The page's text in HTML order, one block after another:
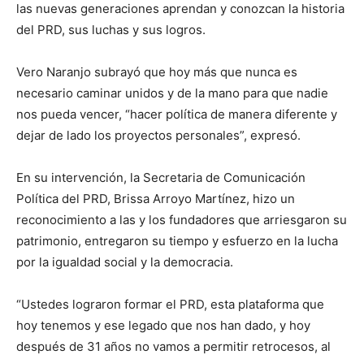
las nuevas generaciones aprendan y conozcan la historia
del PRD, sus luchas y sus logros.
Vero Naranjo subrayó que hoy más que nunca es
necesario caminar unidos y de la mano para que nadie
nos pueda vencer, “hacer política de manera diferente y
dejar de lado los proyectos personales”, expresó.
En su intervención, la Secretaria de Comunicación
Política del PRD, Brissa Arroyo Martínez, hizo un
reconocimiento a las y los fundadores que arriesgaron su
patrimonio, entregaron su tiempo y esfuerzo en la lucha
por la igualdad social y la democracia.
“Ustedes lograron formar el PRD, esta plataforma que
hoy tenemos y ese legado que nos han dado, y hoy
después de 31 años no vamos a permitir retrocesos, al